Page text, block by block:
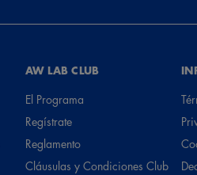
AW LAB CLUB
El Programa
Regístrate
Reglamento
Cláusulas y Condiciones Club